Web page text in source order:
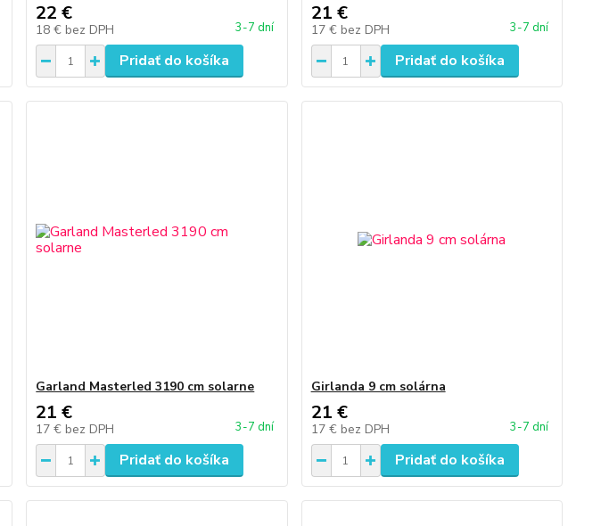
22 €
18 € bez DPH 3-7 dní
Pridať do košíka
21 €
17 € bez DPH 3-7 dní
Pridať do košíka
Garland Masterled 3190 cm solarne
21 €
17 € bez DPH 3-7 dní
Pridať do košíka
Girlanda 9 cm solárna
21 €
17 € bez DPH 3-7 dní
Pridať do košíka